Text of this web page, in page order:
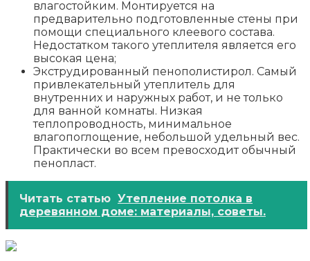
влагостойким. Монтируется на
предварительно подготовленные стены при
помощи специального клеевого состава.
Недостатком такого утеплителя является его
высокая цена;
Экструдированный пенополистирол. Самый
привлекательный утеплитель для
внутренних и наружных работ, и не только
для ванной комнаты. Низкая
теплопроводность, минимальное
влагопоглощение, небольшой удельный вес.
Практически во всем превосходит обычный
пенопласт.
Читать статью Утепление потолка в
деревянном доме: материалы, советы.